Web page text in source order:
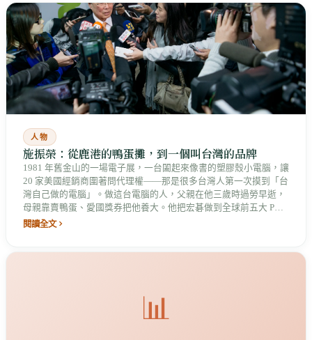
人物
施振榮：從鹿港的鴨蛋攤，到一個叫台灣的品牌
1981 年舊金山的一場電子展，一台闔起來像書的塑膠殼小電腦，讓
20 家美國經銷商圍著問代理權——那是很多台灣人第一次摸到「台
灣自己做的電腦」。做這台電腦的人，父親在他三歲時過勞早逝，
母親靠賣鴨蛋、愛國獎券把他養大。他把宏碁做到全球前五大 PC
品牌，畫出寫進教科書的微笑曲線，也是台灣少數願意站到鏡頭前
閱讀全文
📊